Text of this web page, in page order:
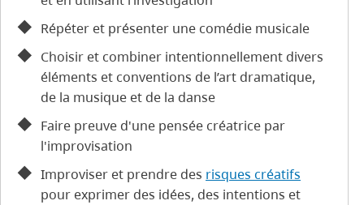
Répéter et présenter une comédie musicale
Choisir et combiner intentionnellement divers
éléments et conventions de l’art dramatique,
de la musique et de la danse
Faire preuve d'une pensée créatrice par
l'improvisation
Improviser et prendre des risques créatifs
pour exprimer des idées, des intentions et